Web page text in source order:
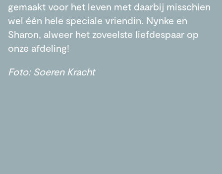
gemaakt voor het leven met daarbij misschien
wel één hele speciale vriendin. Nynke en
Sharon, alweer het zoveelste liefdespaar op
onze afdeling!
Foto: Soeren Kracht